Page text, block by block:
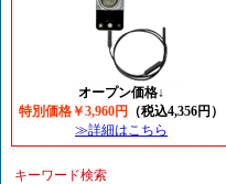
オープン価格↓
特別価格￥3,960円
（税込4,356円）
≫詳細はこちら
キーワード検索